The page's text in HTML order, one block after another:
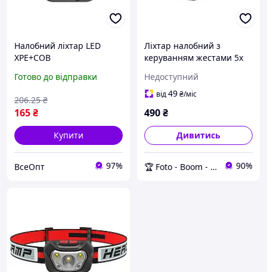
Налобний ліхтар LED
XPE+COB
E-SMERTER
активного відпочинку та
туризму, яскравість 1000
лм
Готово до відправки
165₴
206.25 ₴
Купити
ВсеОпт 97%
Ліхтар налобний з
керуванням жестами 5x
TBD0602857202 - Boom
Недоступний
від49₴/міс
490₴
Дивитись
🏆 Foto - Boom - твій магазин фототехніки! 🚀🚀🚀 90%